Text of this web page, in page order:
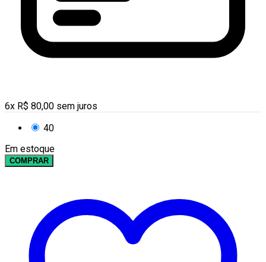
6x R$ 80,00 sem juros
40
Em estoque
COMPRAR